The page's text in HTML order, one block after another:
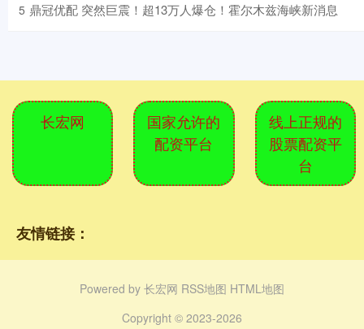
5 ​鼎冠优配 突然巨震！超13万人爆仓！霍尔木兹海峡新消息
长宏网
国家允许的
配资平台
线上正规的
股票配资平
台
友情链接：
Powered by 长宏网 RSS地图 HTML地图
Copyright © 2023-2026